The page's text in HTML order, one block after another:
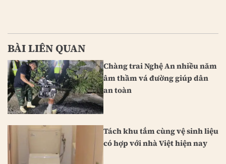
BÀI LIÊN QUAN
Chàng trai Nghệ An nhiều năm
âm thầm vá đường giúp dân
an toàn
Tách khu tắm cùng vệ sinh liệu
có hợp với nhà Việt hiện nay